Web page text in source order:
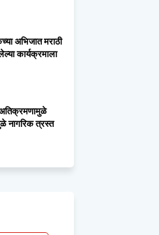
अभिजात मराठी
कार्यक्रमाला
नागरिक त्रस्त